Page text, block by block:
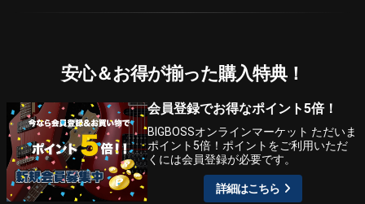
安心＆お得が揃った購入特典！
会員登録でお得なポイント5倍！
BIGBOSSオンラインマーケット ただいま
ポイント5倍！ポイントをご利用いただ
くには会員登録が必要です。
詳細はこちら